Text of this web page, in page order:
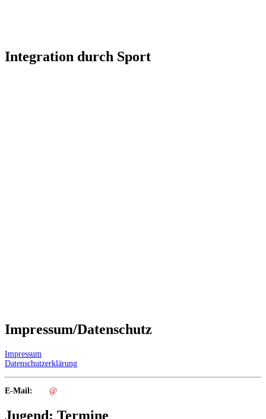
Integration durch Sport
Impressum/Datenschutz
Impressum
Datenschutzerklärung
E-Mail: @
Jugend: Termine